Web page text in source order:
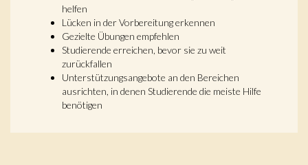
helfen
Lücken in der Vorbereitung erkennen
Gezielte Übungen empfehlen
Studierende erreichen, bevor sie zu weit
zurückfallen
Unterstützungsangebote an den Bereichen
ausrichten, in denen Studierende die meiste Hilfe
benötigen